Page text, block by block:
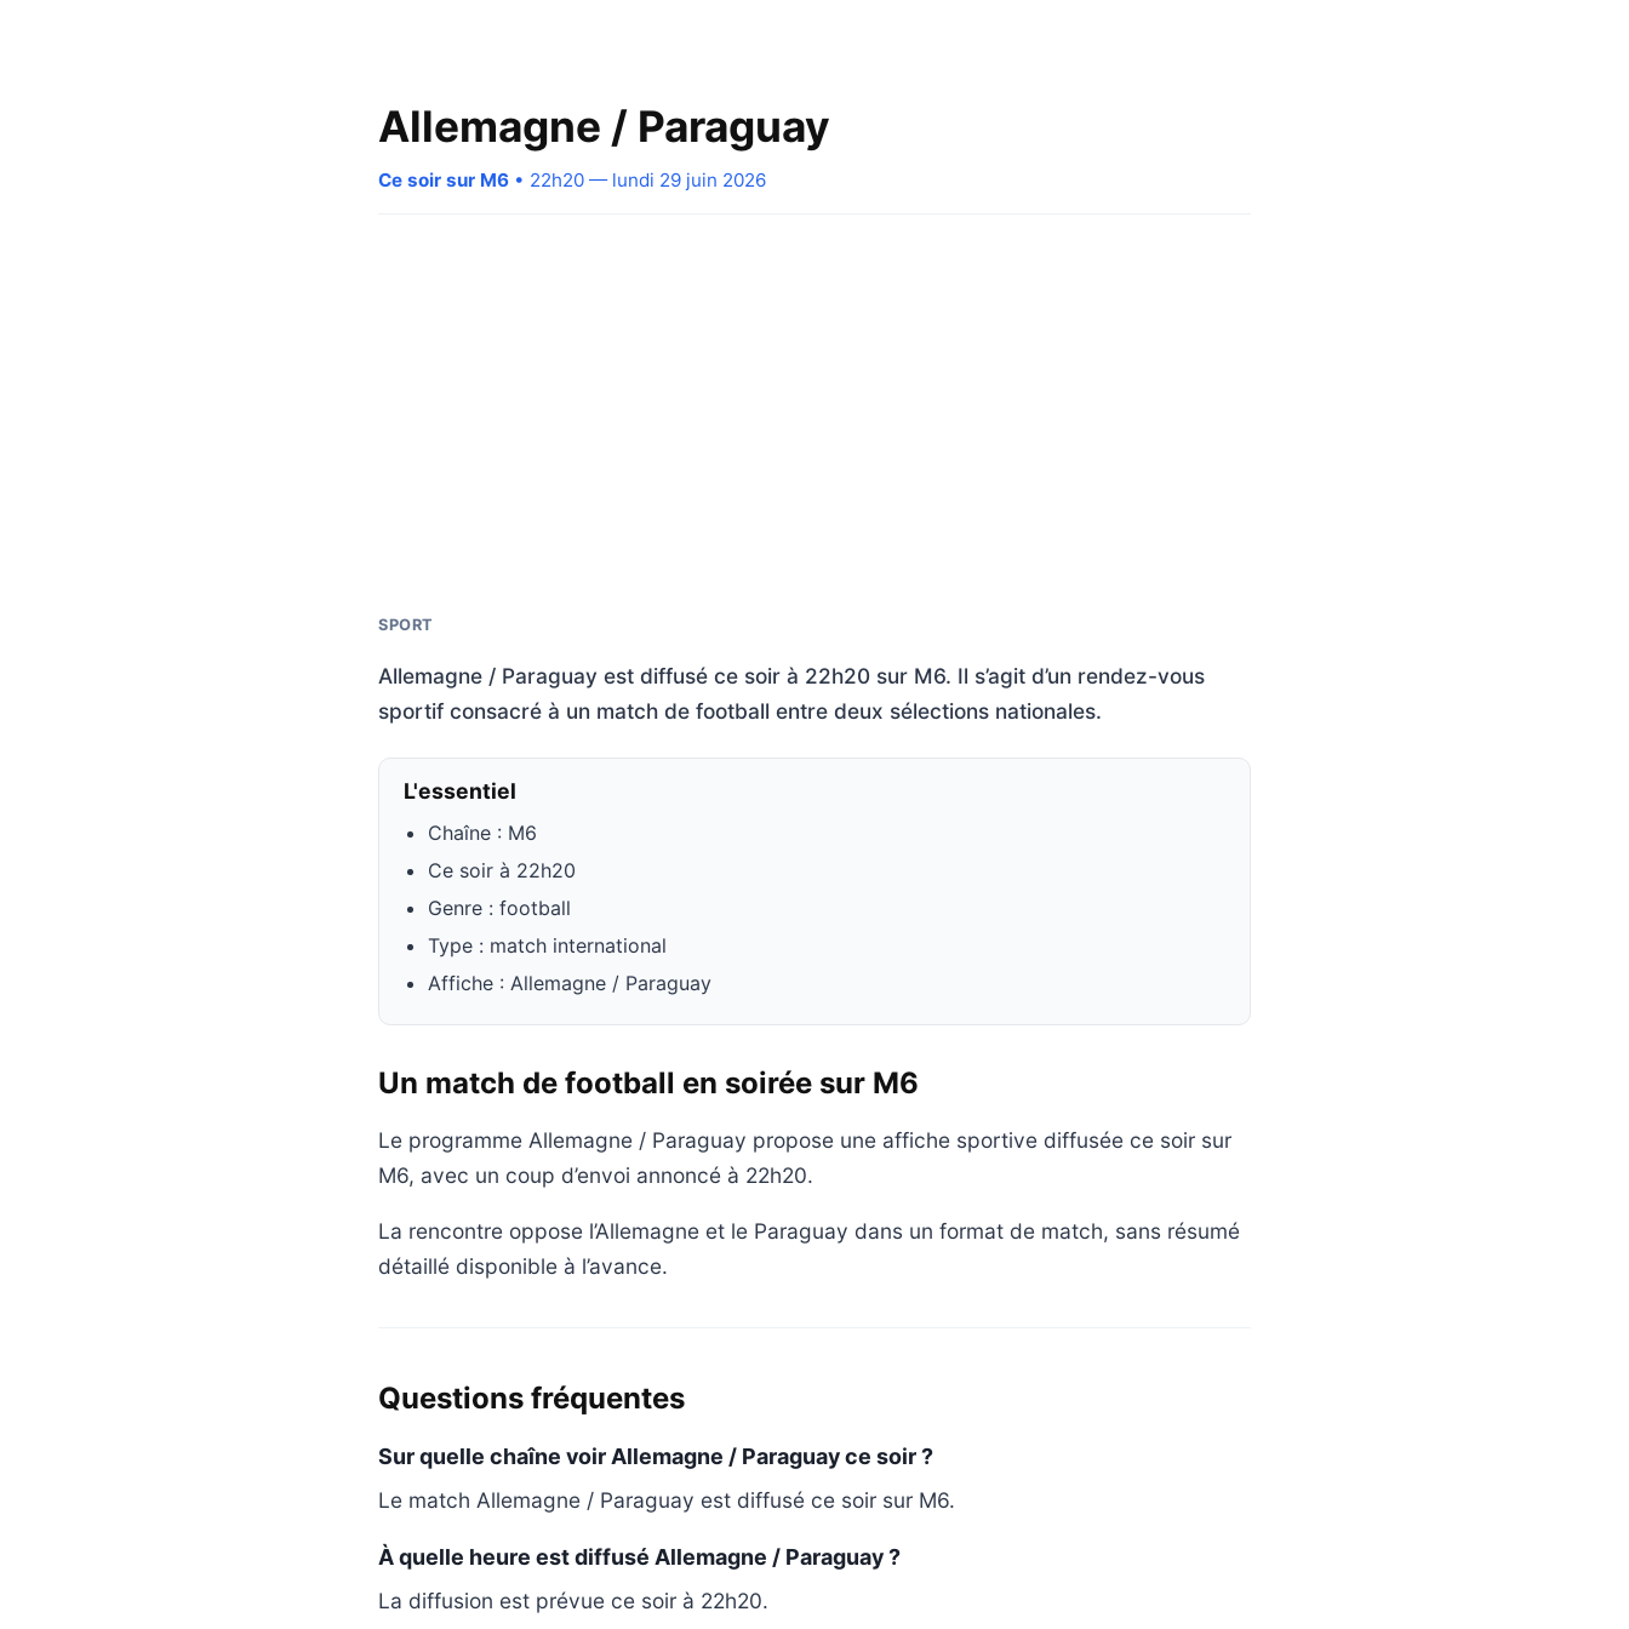
Allemagne / Paraguay
Ce soir sur M6 • 22h20 — lundi 29 juin 2026
SPORT
Allemagne / Paraguay est diffusé ce soir à 22h20 sur M6. Il s’agit d’un rendez-vous
sportif consacré à un match de football entre deux sélections nationales.
L'essentiel
Chaîne : M6
Ce soir à 22h20
Genre : football
Type : match international
Affiche : Allemagne / Paraguay
Un match de football en soirée sur M6
Le programme Allemagne / Paraguay propose une affiche sportive diffusée ce soir sur
M6, avec un coup d’envoi annoncé à 22h20.
La rencontre oppose l’Allemagne et le Paraguay dans un format de match, sans résumé
détaillé disponible à l’avance.
Questions fréquentes
Sur quelle chaîne voir Allemagne / Paraguay ce soir ?
Le match Allemagne / Paraguay est diffusé ce soir sur M6.
À quelle heure est diffusé Allemagne / Paraguay ?
La diffusion est prévue ce soir à 22h20.